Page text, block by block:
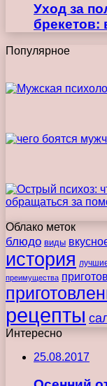
Уход за
Популярное
Облако меток
блюдо виды
история
преимущества
рецепты
Интересно
25.08.2017